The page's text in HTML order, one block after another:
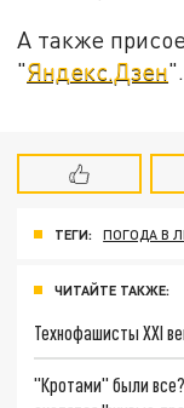
А также
"Яндекс.Дзен".
ТЕГИ: ПОГОДА В
ЧИТАЙТЕ ТАКЖЕ:
Технофашисты XXI
"Кротами" были